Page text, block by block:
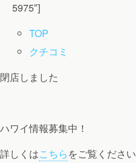
5975″]
TOP
クチコミ
閉店しました
ハワイ情報募集中！
詳しくはこちらをご覧ください